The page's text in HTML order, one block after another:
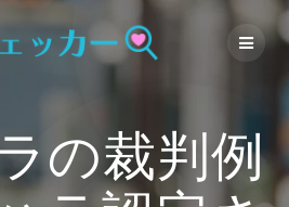
to
content
の裁判例